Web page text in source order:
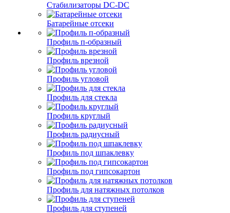
Стабилизаторы DC-DC
Батарейные отсеки
Профиль п-образный
Профиль врезной
Профиль угловой
Профиль для стекла
Профиль круглый
Профиль радиусный
Профиль под шпаклевку
Профиль под гипсокартон
Профиль для натяжных потолков
Профиль для ступеней